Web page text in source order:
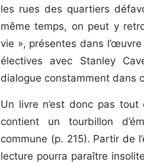
les rues des quartiers
même temps, on peut y
vie », présentes dans
électives avec Stanley
dialogue constamment dans
Un livre n’est donc pas
contient un tourbillon
commune (p. 215). Partir de
lecture pourra paraître